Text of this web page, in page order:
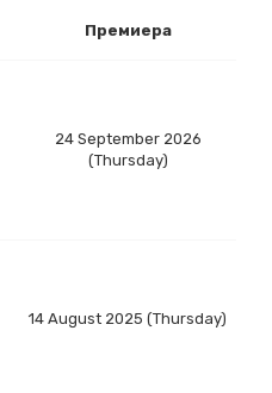
Премиера
24 September 2026
(Thursday)
14 August 2025 (Thursday)